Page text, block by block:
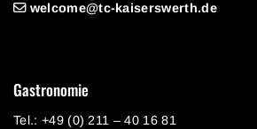
welcome@tc-kaiserswerth.de
Gastronomie
Tel.: +49 (0) 211 – 40 16 81